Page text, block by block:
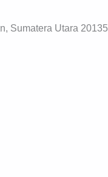
Sumatera Utara 20135